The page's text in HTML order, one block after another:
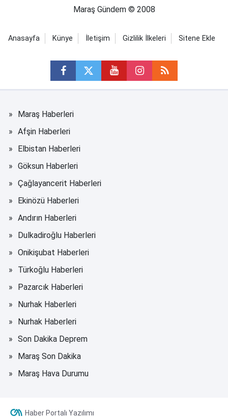
Maraş Gündem © 2008
Anasayfa Künye İletişim Gizlilik İlkeleri Sitene Ekle
Maraş Haberleri
Afşin Haberleri
Elbistan Haberleri
Göksun Haberleri
Çağlayancerit Haberleri
Ekinözü Haberleri
Andırın Haberleri
Dulkadiroğlu Haberleri
Onikişubat Haberleri
Türkoğlu Haberleri
Pazarcık Haberleri
Nurhak Haberleri
Nurhak Haberleri
Son Dakika Deprem
Maraş Son Dakika
Maraş Hava Durumu
Haber Portalı Yazılımı